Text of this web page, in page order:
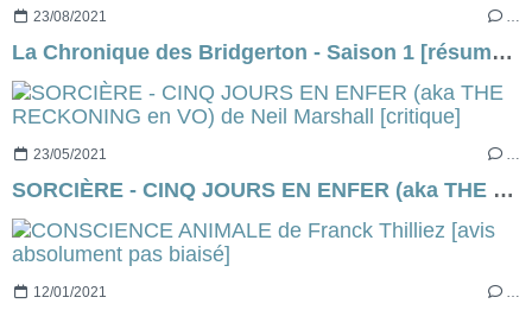
23/08/2021
La Chronique des Bridgerton - Saison 1 [résumé] & [critique]
23/05/2021 …
SORCIÈRE - CINQ JOURS EN ENFER (aka THE RECKONING en VO) de Neil Marshall [critique]
12/01/2021 …